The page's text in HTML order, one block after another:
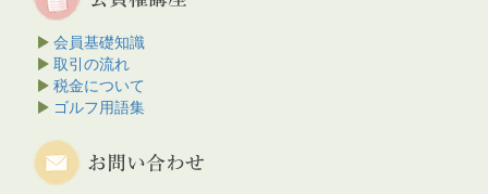
会員基礎知識
取引の流れ
税金について
ゴルフ用語集